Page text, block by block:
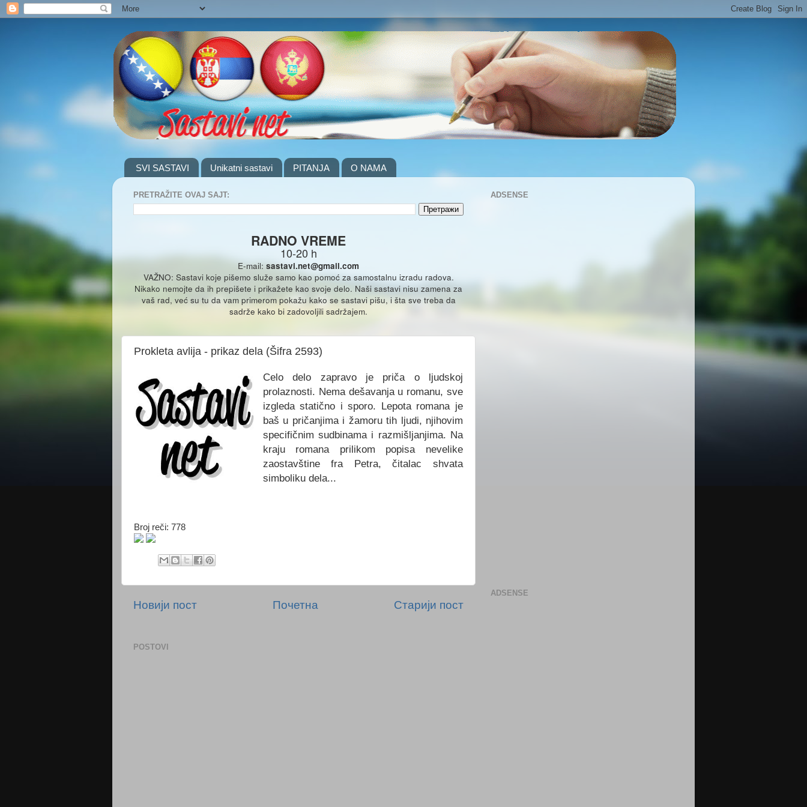
SVI SASTAVI Unikatni sastavi PITANJA O NAMA
PRETRAŽITE OVAJ SAJT:
RADNO VREME
10-20 h
E-mail: sastavi.net@gmail.com
VAŽNO: Sastavi koje pišemo služe samo kao pomoć za samostalnu izradu radova.
Nikako nemojte da ih prepišete i prikažete kao svoje delo. Naši sastavi nisu zamena za
vaš rad, već su tu da vam primerom pokažu kako se sastavi pišu, i šta sve treba da
sadrže kako bi zadovoljili sadržajem.
Prokleta avlija - prikaz dela (Šifra 2593)
Celo delo zapravo je priča o ljudskoj
prolaznosti. Nema dešavanja u romanu, sve
izgleda statično i sporo. Lepota romana je
baš u pričanjima i žamoru tih ljudi, njihovim
specifičnim sudbinama i razmišljanjima. Na
kraju romana prilikom popisa nevelike
zaostavštine fra Petra, čitalac shvata
simboliku dela...
Broj reči: 778
Новији пост Старији пост
Почетна
POSTOVI
ADSENSE
ADSENSE